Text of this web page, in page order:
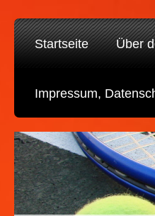
Startseite Über
Impressum,